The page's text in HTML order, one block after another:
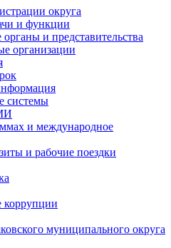
округа
и функции
и представительства
организации
системы
и международное
и рабочие поездки
коррупции
муниципального округа